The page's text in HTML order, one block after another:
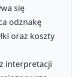
się
odznakę
oraz koszty
interpretacji